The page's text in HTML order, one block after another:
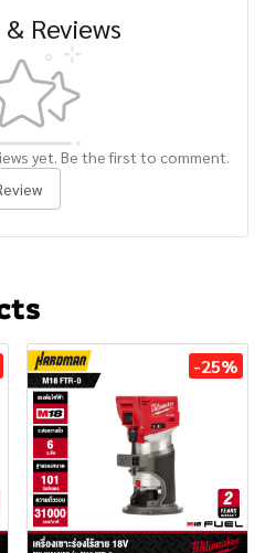
Reviews
yet. Be the first to comment.
-25%